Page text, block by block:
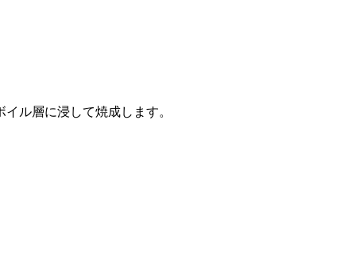
ル層に浸して焼成します。